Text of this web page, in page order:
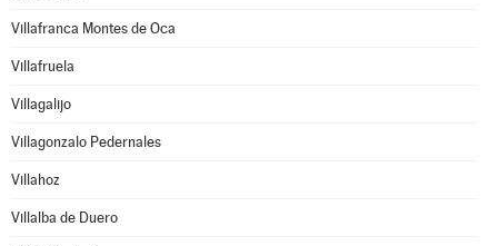
Villafranca Montes de Oca
Villafruela
Villagalijo
Villagonzalo Pedernales
Villahoz
Villalba de Duero